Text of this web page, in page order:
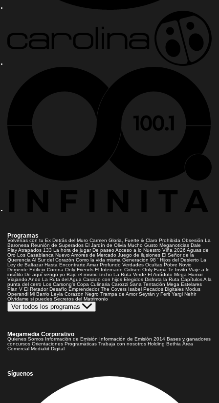
Programas
Volverías con tu Ex Detrás del Muro Carmen Gloria, Fuerte & Claro Prohibida Obsesión La
Baronesa Reunión de Superados El Jardín de Olivia Mucho Gusto Meganoticias Dale
PlayAtrapados 133 La hora de jugar De paseoAcceso a lo Nuestro Viña 2026 Aguas de
Oro Los Casablanca Nuevo Amores de Mercado Juego de ilusiones El Señor de la
Querencia Al Sur del Corazón Como la vida misma Generación 98 ' Hijos del Desierto La
Ley de Baltazar Hasta Encontrarte Amar Profundo Verdades Ocultas Pobre Novio
Demente Edificio Corona Only Friends El Internado Coliseo Only Fama Te Invito Viaje a lo
insólito De aquí vengo yo Bajo el mismo techo La Ruta Verde El Antídoto Mega Humor
Viajando Ando La Ruta del Agua Casado con hijos Elegidos Disfruta la Ruta CapítulosA la
punta del cerro Los Carsong's Copa Culinaria Carozzi Sana Tentación Mega Estelares
Plan V El Retador Desafío Emprendedor The Covers Isabel Pecados Digitales Modus
Operandi Mi Barrio Leyla Corazón Negro Trampa de Amor Seyrán y Ferit Yargi Nehir
Olvídame si puedes Secretos del Matrimonio
Ver todos los programas
Megamedia Corporativo
Quienes Somos Información de Emisión Información de Emisión 2014 Bases y ganadores
concursos Orientaciones Programáticas Trabaja con nosotros Holding Bethia Área
Comercial Mediakit Digital
Síguenos